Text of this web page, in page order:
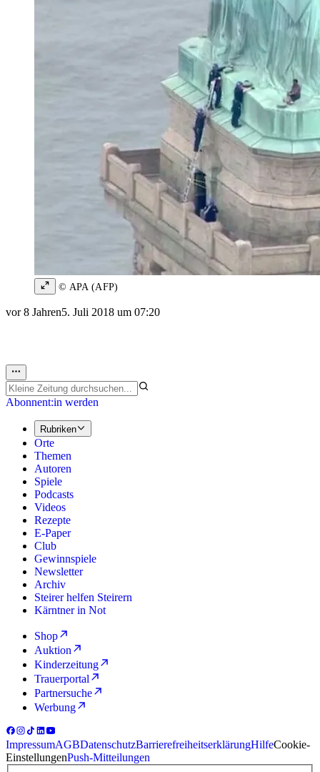
© APA (AFP)
vor 8 Jahren5. Juli 2018 um 07:20
Abonnent:in werden
Rubriken
Orte
Themen
Autoren
Spiele
Podcasts
Videos
Rezepte
E-Paper
Club
Gewinnspiele
Newsletter
Archiv
Steirer helfen Steirern
Kärntner in Not
Shop
Auktion
Kinderzeitung
Trauerportal
Partnersuche
Werbung
ImpressumAGBDatenschutzBarrierefreiheitserklärungHilfeCookie-
EinstellungenPush-Mitteilungen